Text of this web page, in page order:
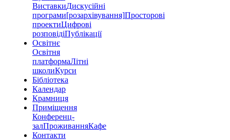
ВиставкиДискусійні
програми[розархівування]Просторові
проектиЦифрові
розповідіПублікації
Освітнє
Освітня
платформаЛітні
школиКурси
Бібліотека
Календар
Крамниця
Приміщення
Конференц-
залПроживанняКафе
Контакти